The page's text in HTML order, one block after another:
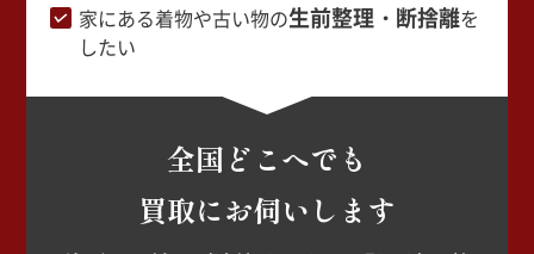
家にある着物や古い物の生前整理・断捨離を
したい
全国どこへでも
買取にお伺いします